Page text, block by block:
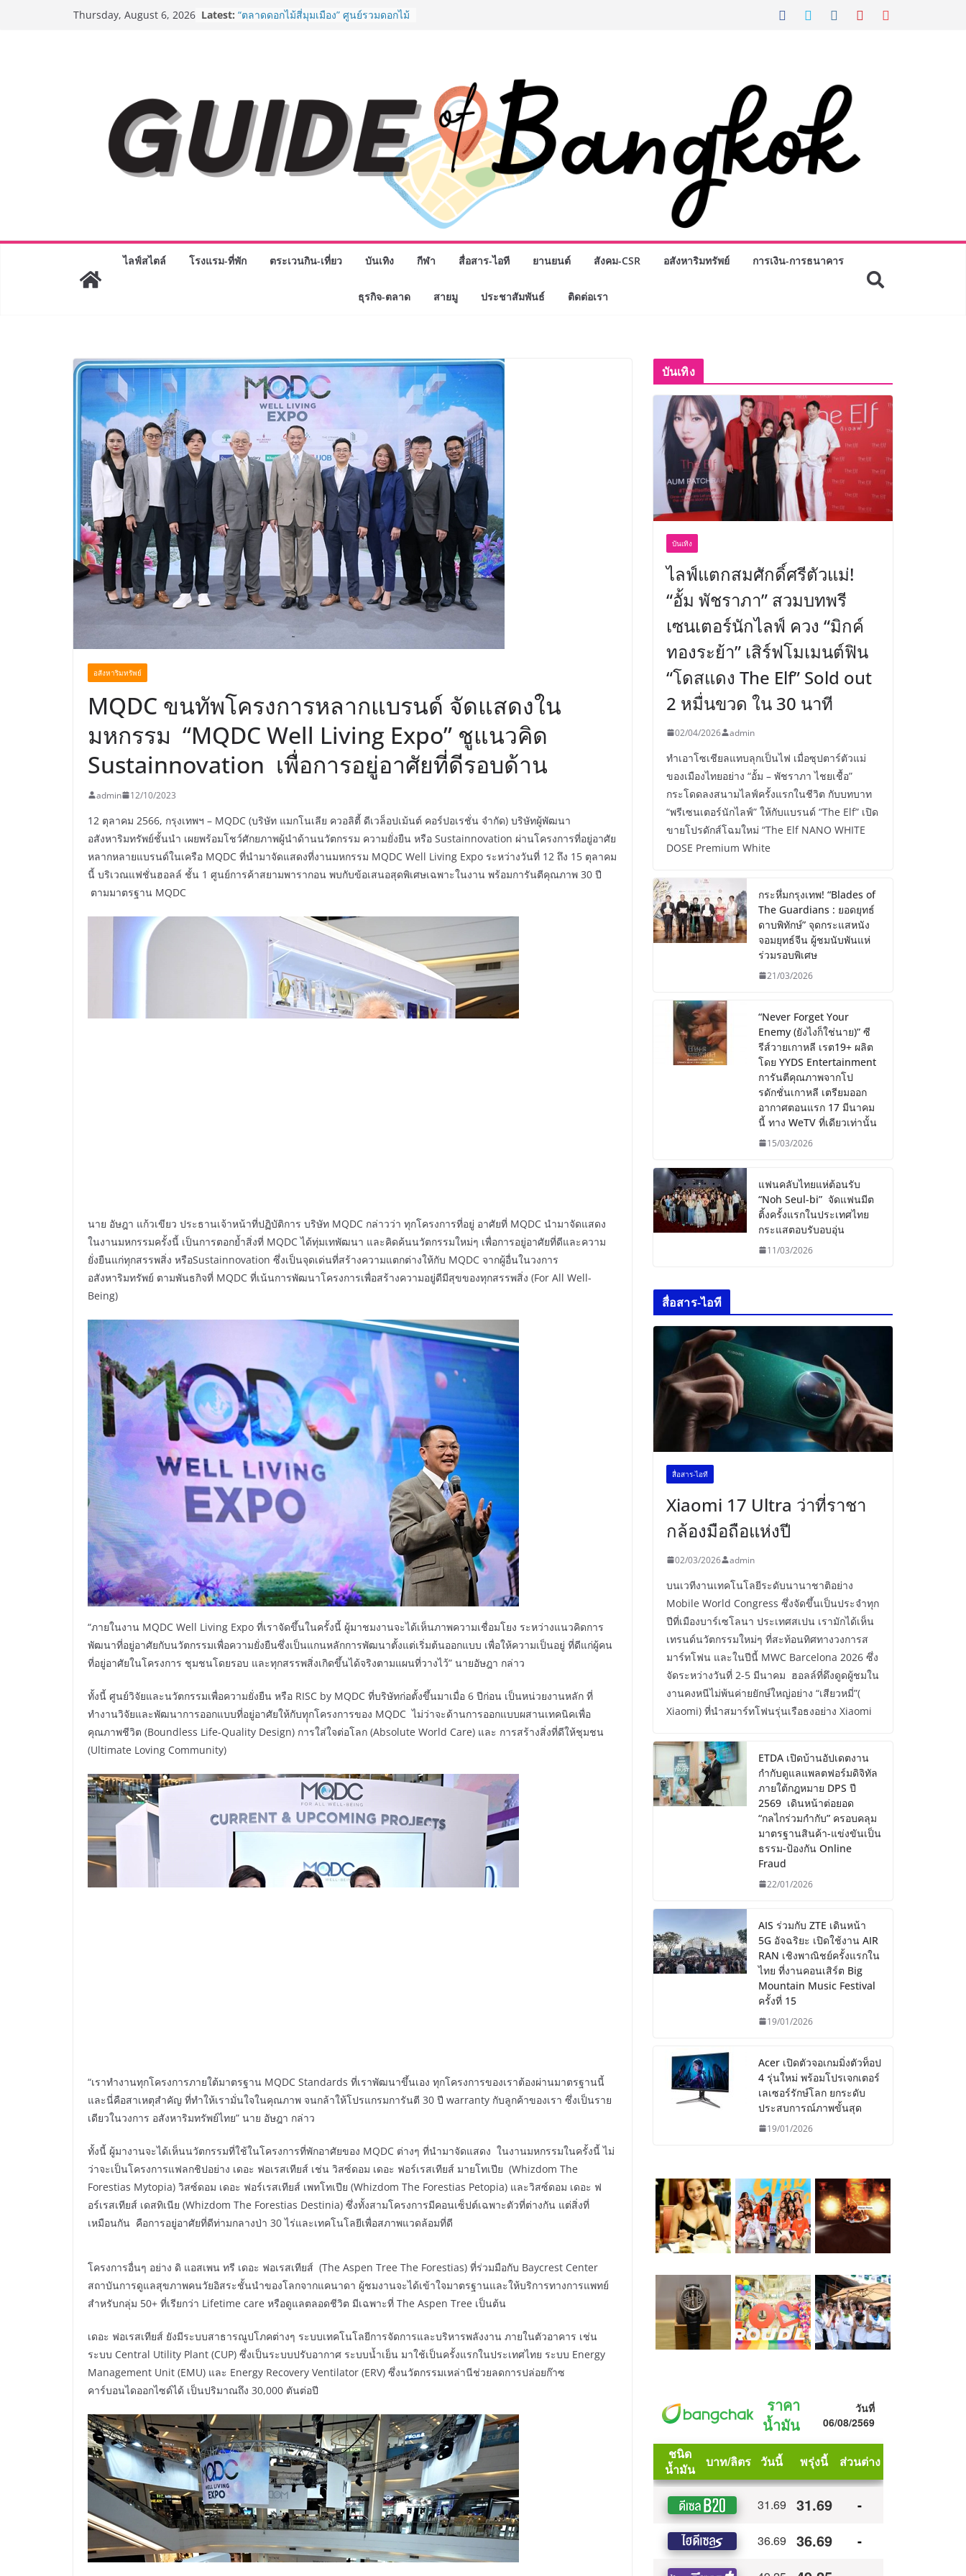
Thursday, August 6, 2026 Latest: BEDO เดินหน้าจัดกิจกรรมเจรจาธุรกิจ
ภัณฑ์ครบวงจร ขอเชิญเลือกซื้อมาลัย
และของขวัญต้อนรับวันแม่ เปิดให้
บริการทุกวันตลอด 24 ชั่วโมง
ครั้งแรกของไทย ส่งอุปกรณ์วิทยาศาสตร์
“CE-7 MATCH” ฝีมือคนไทย ร่วมภารกิจ
สำรวจดวงจันทร์ 24 สิงหาคมนี้
เจาะเบื้องหลังความสำเร็จของ The 1
“ประสบการณ์” สู่แรงขับเคลื่อนการใช้
จ่าย ผสาน Ecosystem ที่แข็งแกร่งของ
กรมการท่องเที่ยวเดินหน้าสร้าง Green
ไลฟ์สไตล์ โรงแรม-ที่พัก ตระเวนกิน-เที่ยว บันเทิง กีฬา สื่อสาร-ไอที ยานยนต์ สังคม-CSR อสังหาริมทรัพย์ การเงิน-การธนาคาร
ธุรกิจ-ตลาด สายมู ประชาสัมพันธ์ ติดต่อเรา
อสังหาริมทรัพย์
MQDC ขนทัพโครงการหลากแบรนด์ จัดแสดงใน
มหกรรม “MQDC Well Living Expo” ชูแนวคิด
Sustainnovation เพื่อการอยู่อาศัยที่ดีรอบด้าน
admin 12/10/2023
12 ตุลาคม 2566, กรุงเทพฯ – MQDC (บริษัท แมกโนเลีย ควอลิตี้ ดีเวล็อปเม้นต์ คอร์ปอเรชั่น จำกัด) บริษัทผู้พัฒนา
อสังหาริมทรัพย์ชั้นนำ เผยพร้อมโชว์ศักยภาพผู้นำด้านนวัตกรรม ความยั่งยืน หรือ Sustainnovation ผ่านโครงการที่อยู่อาศัย
หลากหลายแบรนด์ในเครือ MQDC ที่นำมาจัดแสดงที่งานมหกรรม MQDC Well Living Expo ระหว่างวันที่ 12 ถึง 15 ตุลาคม
นี้ บริเวณแฟชั่นฮอลล์ ชั้น 1 ศูนย์การค้าสยามพารากอน พบกับข้อเสนอสุดพิเศษเฉพาะในงาน พร้อมการันตีคุณภาพ 30 ปี
ตามมาตรฐาน MQDC
นาย อัษฎา แก้วเขียว ประธานเจ้าหน้าที่ปฏิบัติการ บริษัท MQDC กล่าวว่า ทุกโครงการที่อยู่ อาศัยที่ MQDC นำมาจัดแสดง
ในงานมหกรรมครั้งนี้ เป็นการตอกย้ำสิ่งที่ MQDC ได้ทุ่มเทพัฒนา และคิดค้นนวัตกรรมใหม่ๆ เพื่อการอยู่อาศัยที่ดีและความ
ยั่งยืนแก่ทุกสรรพสิ่ง หรือSustainnovation ซึ่งเป็นจุดเด่นที่สร้างความแตกต่างให้กับ MQDC จากผู้อื่นในวงการ
อสังหาริมทรัพย์ ตามพันธกิจที่ MQDC ที่เน้นการพัฒนาโครงการเพื่อสร้างความอยู่ดีมีสุขของทุกสรรพสิ่ง (For All Well-
Being)
“ภายในงาน MQDC Well Living Expo ที่เราจัดขึ้นในครั้งนี้ ผู้มาชมงานจะได้เห็นภาพความเชื่อมโยง ระหว่างแนวคิดการ
พัฒนาที่อยู่อาศัยกับนวัตกรรมเพื่อความยั่งยืนซึ่งเป็นแกนหลักการพัฒนาตั้งแต่เริ่มต้นออกแบบ เพื่อให้ความเป็นอยู่ ที่ดีแก่ผู้คน
ที่อยู่อาศัยในโครงการ ชุมชนโดยรอบ และทุกสรรพสิ่งเกิดขึ้นได้จริงตามแผนที่วางไว้” นายอัษฎา กล่าว
ทั้งนี้ ศูนย์วิจัยและนวัตกรรมเพื่อความยั่งยืน หรือ RISC by MQDC ที่บริษัทก่อตั้งขึ้นมาเมื่อ 6 ปีก่อน เป็นหน่วยงานหลัก ที่
ทำงานวิจัยและพัฒนาการออกแบบที่อยู่อาศัยให้กับทุุกโครงการของ MQDC ไม่ว่าจะด้านการออกแบบผสานเทคนิคเพื่อ
คุณภาพชีวิต (Boundless Life-Quality Design) การใส่ใจต่อโลก (Absolute World Care) และ การสร้างสิ่งที่ดีให้ชุมชน
(Ultimate Loving Community)
“เราทำงานทุกโครงการภายใต้มาตรฐาน MQDC Standards ที่เราพัฒนาขึ้นเอง ทุกโครงการของเราต้องผ่านมาตรฐานนี้
และนี่คือสาเหตุสำคัญ ที่ทำให้เรามั่นใจในคุณภาพ จนกล้าให้โปรแกรมการันตี 30 ปี warranty กับลูกค้าของเรา ซึ่งเป็นราย
เดียวในวงการ อสังหาริมทรัพย์ไทย” นาย อัษฎา กล่าว
ทั้งนี้ ผู้มางานจะได้เห็นนวัตกรรมที่ใช้ในโครงการที่พักอาศัยของ MQDC ต่างๆ ที่นำมาจัดแสดง ในงานมหกรรมในครั้งนี้ ไม่
ว่าจะเป็นโครงการแฟลกชิปอย่าง เดอะ ฟอเรสเทียส์ เช่น วิสซ์ดอม เดอะ ฟอร์เรสเทียส์ มายโทเปีย (Whizdom The
Forestias Mytopia) วิสซ์ดอม เดอะ ฟอร์เรสเทียส์ เพทโทเปีย (Whizdom The Forestias Petopia) และวิสซ์ดอม เดอะ ฟ
อร์เรสเทียส์ เดสทิเนีย (Whizdom The Forestias Destinia) ซึ่งทั้งสามโครงการมีคอนเซ็ปต์เฉพาะตัวที่ต่างกัน แต่สิ่งที่
เหมือนกัน คือการอยู่อาศัยที่ดีท่ามกลางป่า 30 ไร่และเทคโนโลยีเพื่อสภาพแวดล้อมที่ดี
โครงการอื่นๆ อย่าง ดิ แอสเพน ทรี เดอะ ฟอเรสเทียส์ (The Aspen Tree The Forestias) ที่ร่วมมือกับ Baycrest Center
สถาบันการดูแลสุขภาพคนวัยอิสระชั้นนำของโลกจากแคนาดา ผู้ชมงานจะได้เข้าใจมาตรฐานและให้บริการทางการแพทย์
สำหรับกลุ่ม 50+ ที่เรียกว่า Lifetime care หรือดูแลตลอดชีวิต มีเฉพาะที่ The Aspen Tree เป็นต้น
เดอะ ฟอเรสเทียส์ ยังมีระบบสาธารณูปโภคต่างๆ ระบบเทคโนโลยีการจัดการและบริหารพลังงาน ภายในตัวอาคาร เช่น
ระบบ Central Utility Plant (CUP) ซึ่งเป็นระบบปรับอากาศ ระบบน้ำเย็น มาใช้เป็นครั้งแรกในประเทศไทย ระบบ Energy
Management Unit (EMU) และ Energy Recovery Ventilator (ERV) ซึ่งนวัตกรรมเหล่านีช่วยลดการปล่อยก๊าซ
คาร์บอนไดออกไซด์ได้ เป็นปริมาณถึง 30,000 ตันต่อปี
บันเทิง
บันเทิง
ไลฟ์แตกสมศักดิ์ศรีตัวแม่!
“อั้ม พัชราภา” สวมบทพรี
เซนเตอร์นักไลฟ์ ควง “มิกค์
ทองระย้า” เสิร์ฟโมเมนต์ฟิน
“โดสแดง The Elf” Sold out
2 หมื่นขวด ใน 30 นาที
02/04/2026 admin
ทำเอาโซเชียลแทบลุกเป็นไฟ เมื่อซุปตาร์ตัวแม่
ของเมืองไทยอย่าง “อั้ม – พัชราภา ไชยเชื้อ”
กระโดดลงสนามไลฟ์ครั้งแรกในชีวิต กับบทบาท
“พรีเซนเตอร์นักไลฟ์” ให้กับแบรนด์ “The Elf” เปิด
ขายโปรดักส์โฉมใหม่ “The Elf NANO WHITE
DOSE Premium White
กระหึ่มกรุงเทพ! “Blades of
The Guardians : ยอดยุทธ์
ดาบพิทักษ์” จุดกระแสหนัง
จอมยุทธ์จีน ผู้ชมนับพันแห่
ร่วมรอบพิเศษ
21/03/2026
“Never Forget Your
Enemy (ยังไงก็ใช่นาย)” ซี
รีส์วายเกาหลี เรต19+ ผลิต
โดย YYDS Entertainment
การันตีคุณภาพจากโป
รดักชั่นเกาหลี เตรียมออก
อากาศตอนแรก 17 มีนาคม
นี้ ทาง WeTV ที่เดียวเท่านั้น
15/03/2026
แฟนคลับไทยแห่ต้อนรับ
“Noh Seul-bi” จัดแฟนมีต
ติ้งครั้งแรกในประเทศไทย
กระแสตอบรับอบอุ่น
11/03/2026
สื่อสาร-ไอที
สื่อสาร-ไอที
Xiaomi 17 Ultra ว่าที่ราชา
กล้องมือถือแห่งปี
02/03/2026 admin
บนเวทีงานเทคโนโลยีระดับนานาชาติอย่าง
Mobile World Congress ซึ่งจัดขึ้นเป็นประจำทุก
ปีที่เมืองบาร์เซโลนา ประเทศสเปน เรามักได้เห็น
เทรนด์นวัตกรรมใหม่ๆ ที่สะท้อนทิศทางวงการส
มาร์ทโฟน และในปีนี้ MWC Barcelona 2026 ซึ่ง
จัดระหว่างวันที่ 2-5 มีนาคม ฮอลล์ที่ดึงดูดผู้ชมใน
งานคงหนีไม่พ้นค่ายยักษ์ใหญ่อย่าง “เสียวหมี่”(
Xiaomi) ที่นำสมาร์ทโฟนรุ่นเรือธงอย่าง Xiaomi
ETDA เปิดบ้านอัปเดตงาน
กำกับดูแลแพลตฟอร์มดิจิทัล
ภายใต้กฎหมาย DPS ปี
2569 เดินหน้าต่อยอด
“กลไกร่วมกำกับ” ครอบคลุม
มาตรฐานสินค้า-แข่งขันเป็น
ธรรม-ป้องกัน Online
Fraud
22/01/2026
AIS ร่วมกับ ZTE เดินหน้า
5G อัจฉริยะ เปิดใช้งาน AIR
RAN เชิงพาณิชย์ครั้งแรกใน
ไทย ที่งานคอนเสิร์ต Big
Mountain Music Festival
ครั้งที่ 15
19/01/2026
Acer เปิดตัวจอเกมมิ่งตัวท็อป
4 รุ่นใหม่ พร้อมโปรเจกเตอร์
เลเซอร์รักษ์โลก ยกระดับ
ประสบการณ์ภาพขั้นสุด
19/01/2026